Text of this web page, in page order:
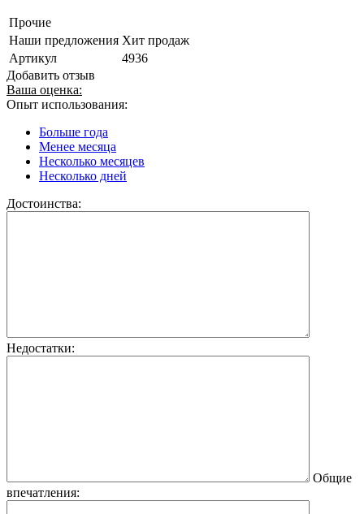
Прочие
Наши предложения Хит продаж
Артикул
4936
Добавить отзыв
Ваша оценка:
Опыт использования:
Больше года
Менее месяца
Несколько месяцев
Несколько дней
Достоинства:
Недостатки:
Общие
впечатления: